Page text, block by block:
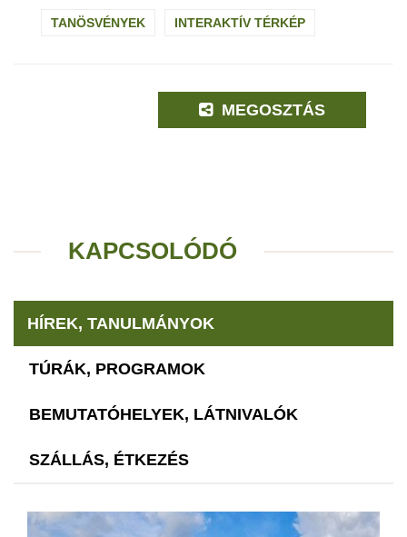
TANÖSVÉNYEK INTERAKTÍV TÉRKÉP
MEGOSZTÁS
KAPCSOLÓDÓ
HÍREK, TANULMÁNYOK
TÚRÁK, PROGRAMOK
BEMUTATÓHELYEK, LÁTNIVALÓK
SZÁLLÁS, ÉTKEZÉS